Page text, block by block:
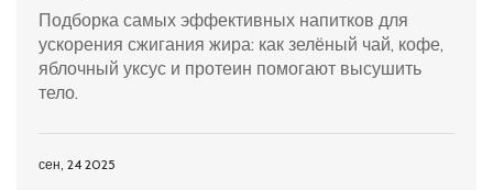
Подборка самых эффективных напитков для
ускорения сжигания жира: как зелёный чай, кофе,
яблочный уксус и протеин помогают высушить
тело.
сен, 24 2025